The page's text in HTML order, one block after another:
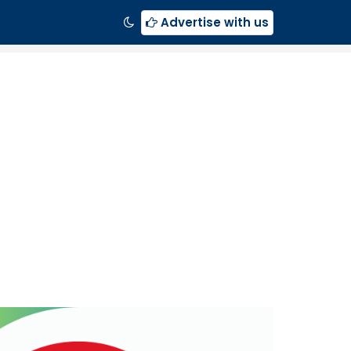
Advertise with us